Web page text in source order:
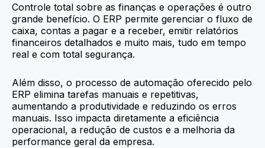
Controle total sobre as finanças e operações é outro
grande benefício. O ERP permite gerenciar o fluxo de
caixa, contas a pagar e a receber, emitir relatórios
financeiros detalhados e muito mais, tudo em tempo
real e com total segurança.
Além disso, o processo de automação oferecido pelo
ERP elimina tarefas manuais e repetitivas,
aumentando a produtividade e reduzindo os erros
manuais. Isso impacta diretamente a eficiência
operacional, a redução de custos e a melhoria da
performance geral da empresa.